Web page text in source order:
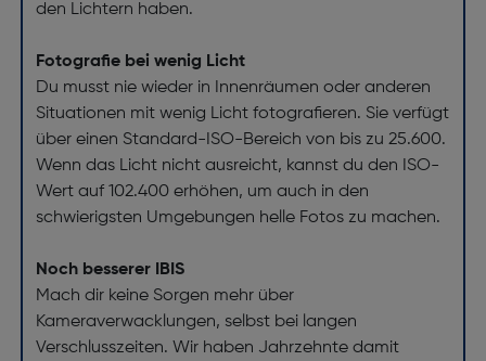
den Lichtern haben.
Fotografie bei wenig Licht
Du musst nie wieder in Innenräumen oder anderen
Situationen mit wenig Licht fotografieren. Sie verfügt
über einen Standard-ISO-Bereich von bis zu 25.600.
Wenn das Licht nicht ausreicht, kannst du den ISO-
Wert auf 102.400 erhöhen, um auch in den
schwierigsten Umgebungen helle Fotos zu machen.
Noch besserer IBIS
Mach dir keine Sorgen mehr über
Kameraverwacklungen, selbst bei langen
Verschlusszeiten. Wir haben Jahrzehnte damit